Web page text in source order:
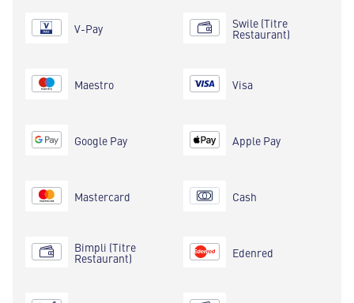
V-Pay
Maestro
Google Pay
Mastercard
Bimpli (Titre
Restaurant)
Swile (Titre
Restaurant)
Visa
Apple Pay
Cash
Edenred